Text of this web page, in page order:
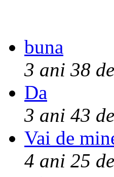
buna
3 ani 38
Da
3 ani 43
Vai de
4 ani 25